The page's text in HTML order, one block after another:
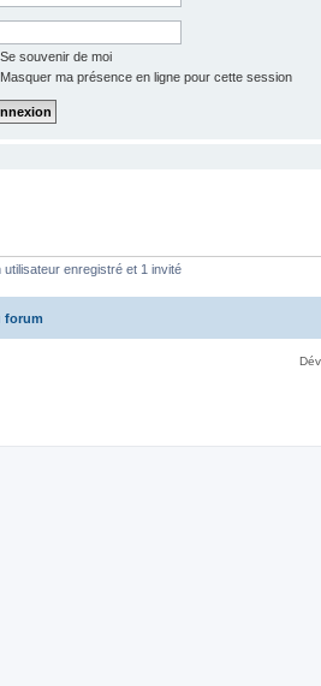
Se souvenir de moi
Masquer ma présence en ligne pour cette session
enregistré et 1 invité
forum